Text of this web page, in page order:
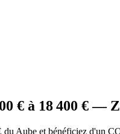
€ à 18 400 € —
Aube et bénéficiez d'un